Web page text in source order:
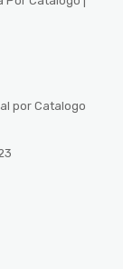
por Catalogo